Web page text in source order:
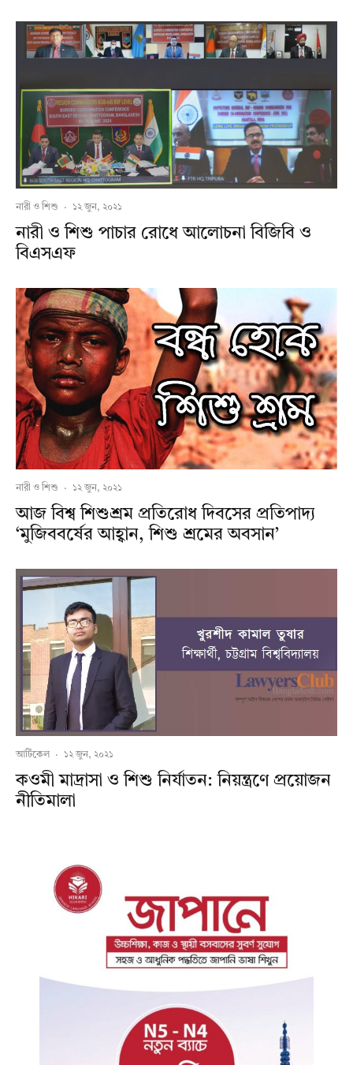
নারী ও শিশু · ১২ জুন, ২০২১
নারী ও শিশু পাচার রোধে আলোচনা বিজিবি ও
বিএসএফ
নারী ও শিশু · ১২ জুন, ২০২১
আজ বিশ্ব শিশুশ্রম প্রতিরোধ দিবসের প্রতিপাদ্য
‘মুজিববর্ষের আহ্বান, শিশু শ্রমের অবসান’
আর্টিকেল · ১২ জুন, ২০২১
কওমী মাদ্রাসা ও শিশু নির্যাতন: নিয়ন্ত্রণে প্রয়োজন
নীতিমালা